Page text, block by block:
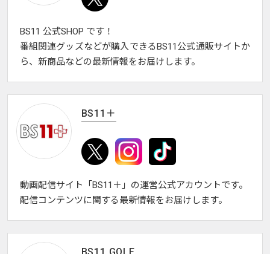
BS11 公式SHOP です！
番組関連グッズなどが購入できるBS11公式通販サイトか
ら、新商品などの最新情報をお届けします。
BS11＋
動画配信サイト「BS11＋」の運営公式アカウントです。
配信コンテンツに関する最新情報をお届けします。